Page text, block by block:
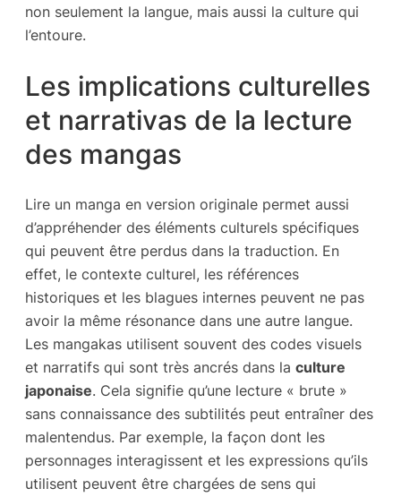
non seulement la langue, mais aussi la culture qui
l’entoure.
Les implications culturelles
et narrativas de la lecture
des mangas
Lire un manga en version originale permet aussi
d’appréhender des éléments culturels spécifiques
qui peuvent être perdus dans la traduction. En
effet, le contexte culturel, les références
historiques et les blagues internes peuvent ne pas
avoir la même résonance dans une autre langue.
Les mangakas utilisent souvent des codes visuels
et narratifs qui sont très ancrés dans la culture
japonaise. Cela signifie qu’une lecture « brute »
sans connaissance des subtilités peut entraîner des
malentendus. Par exemple, la façon dont les
personnages interagissent et les expressions qu’ils
utilisent peuvent être chargées de sens qui